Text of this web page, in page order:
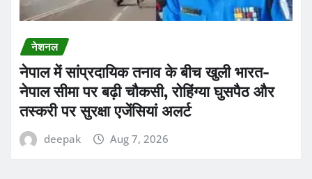
नेशनल
नेपाल में सांप्रदायिक तनाव के बीच खुली भारत-
नेपाल सीमा पर बढ़ी चौकसी, रोहिंग्या घुसपैठ और
तस्करी पर सुरक्षा एजेंसियां अलर्ट
deepak Aug 7, 2026